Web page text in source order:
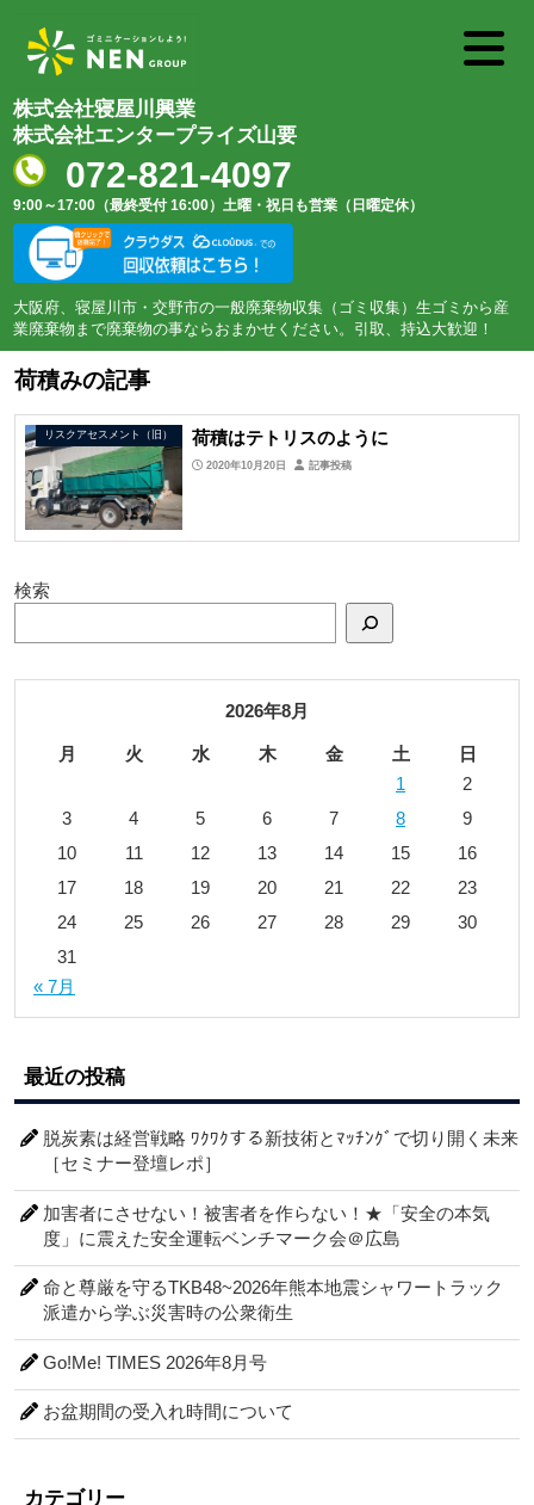
株式会社寝屋川興業
株式会社エンタープライズ山要
072-821-4097
9:00～17:00（最終受付 16:00） 土曜・祝日も営業（日曜定休）
大阪府、寝屋川市・交野市の一般廃棄物収集（ゴミ収集）生ゴミから産
業廃棄物まで廃棄物の事ならおまかせください。引取、持込大歓迎！
荷積みの記事
リスクアセスメント（旧） 荷積はテトリスのように
2020年10月20日 記事投稿
検索
2026年8月
月 火 水 木 金 土
日
1
2
3
4 5 6 7 8
9
10
11 12 13 14 15
16
17
18 19 20 21 22
23
24
25 26 27 28 29
30
31
« 7月
最近の投稿
脱炭素は経営戦略 ﾜｸﾜｸする新技術とﾏｯﾁﾝｸﾞで切り開く未来
［セミナー登壇レポ］
加害者にさせない！被害者を作らない！★「安全の本気
度」に震えた安全運転ベンチマーク会＠広島
命と尊厳を守るTKB48~2026年熊本地震シャワートラック
派遣から学ぶ災害時の公衆衛生
Go!Me! TIMES 2026年8月号
お盆期間の受入れ時間について
カテゴリー